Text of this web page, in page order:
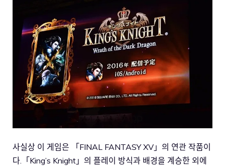
사실상 이 게임은 「FINAL FANTASY XV」의 연관 작품이
다.「King’s Knight」의 플레이 방식과 배경을 계승한 외에